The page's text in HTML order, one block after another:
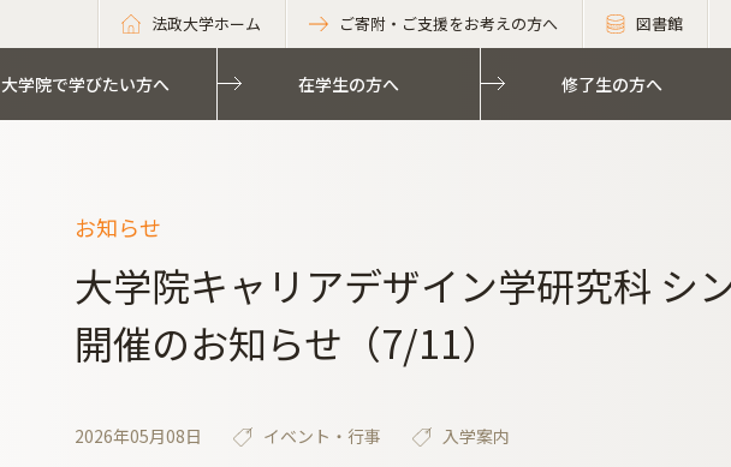
法政大学ホーム ご寄附・ご支援をお考えの方へ 図書館
大学院で学びたい方へ 在学生の方へ 修了生の方へ
お知らせ
大学院キャリアデザイン学研究科 シ
開催のお知らせ（7/11）
2026年05月08日 イベント・行事 入学案内